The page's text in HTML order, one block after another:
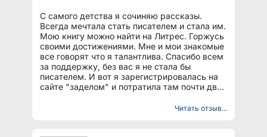
С самого детства я сочиняю рассказы.
Всегда мечтала стать писателем и стала им.
Мою книгу можно найти на Литрес. Горжусь
своими достижениями. Мне и мои знакомые
все говорят что я талантлива. Спасибо всем
за поддержку, без вас я не стала бы
писателем. И вот я зарегистрировалась на
сайте "заделом" и потратила там почти два
Читать отзыв...